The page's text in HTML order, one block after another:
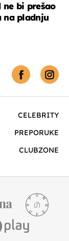
bi prešao
na pladnju
CELEBRITY
PREPORUKE
CLUBZONE